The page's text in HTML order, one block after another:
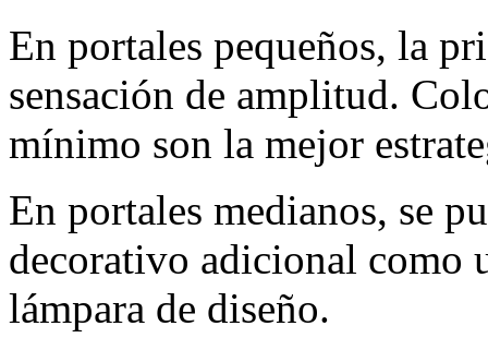
En portales pequeños, la
sensación de amplitud.
mínimo son la mejor
En portales medianos, se
decorativo adicional como
lámpara de diseño.